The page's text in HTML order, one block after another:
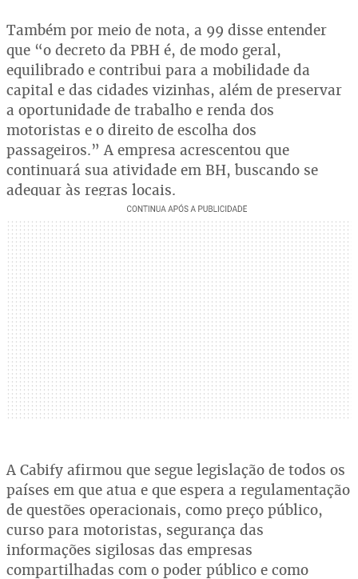
Também por meio de nota, a 99 disse entender
que “o decreto da PBH é, de modo geral,
equilibrado e contribui para a mobilidade da
capital e das cidades vizinhas, além de preservar
a oportunidade de trabalho e renda dos
motoristas e o direito de escolha dos
passageiros.” A empresa acrescentou que
continuará sua atividade em BH, buscando se
adequar às regras locais.
A Cabify afirmou que segue legislação de todos os
países em que atua e que espera a regulamentação
de questões operacionais, como preço público,
curso para motoristas, segurança das
informações sigilosas das empresas
compartilhadas com o poder público e como